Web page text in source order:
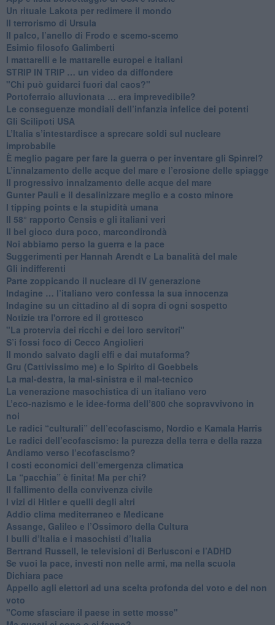
​Un rituale Lakota per redimere il mondo
Il terrorismo di Ursula
​Il palco, l’anello di Frodo e scemo-scemo
Esimio filosofo Galimberti
​I mattarelli e le mattarelle europei e italiani
​STRIP IN TRIP … un video da diffondere
"Chi può guidarci fuori dal caos?"
​Portoferraio alluvionata … era imprevedibile?
Le conseguenze mondiali dell’infanzia infelice dei potenti
​Gli Scilipoti USA
L’Italia s’intestardisce a sprecare soldi sul nucleare
improbabile
È meglio pagare per fare la guerra o per inventare gli Spinrel?
​L’innalzamento delle acque del mare e l’erosione delle spiagge
​Il progressivo innalzamento delle acque del mare
​Gunter Pauli e il desalinizzare meglio e a costo minore
I tipping points e la stupidità umana
​Il 58° rapporto Censis e gli italiani veri
​Il bel gioco dura poco, marcondirondà
Noi abbiamo perso la guerra e la pace
Suggerimenti per Hannah Arendt e La banalità del male
​Gli indifferenti
Parte zoppicando il nucleare di IV generazione
​Indagine … l’italiano vero confessa la sua innocenza
Indagine su un cittadino al di sopra di ogni sospetto
Notizie tra l'orrore ed il grottesco
"La protervia dei ricchi e dei loro servitori"
S’i fossi foco di Cecco Angiolieri
​Il mondo salvato dagli elfi e dai mutaforma?
Gru (Cattivissimo me) e lo Spirito di Goebbels
​La mal-destra, la mal-sinistra e il mal-tecnico
​La venerazione masochistica di un italiano vero
​L’eco-nazismo e le idee-forma dell’800 che sopravvivono in
noi
​Le radici “culturali” dell’ecofascismo, Nordio e Kamala Harris
Le radici dell’ecofascismo: la purezza della terra e della razza
Andiamo verso l’ecofascismo?
I costi economici dell’emergenza climatica
​La “pacchia” è finita! Ma per chi?
​Il fallimento della convivenza civile
​I vizi di Hitler e quelli degli altri
Addio clima mediterraneo e Medicane
​Assange, Galileo e l’Ossimoro della Cultura
​I bulli d’Italia e i masochisti d’Italia
​Bertrand Russell, le televisioni di Berlusconi e l’ADHD
​Se vuoi la pace, investi non nelle armi, ma nella scuola
​Dichiara pace
​Appello agli elettori ad una scelta profonda del voto e del non
voto
"Come sfasciare il paese in sette mosse"